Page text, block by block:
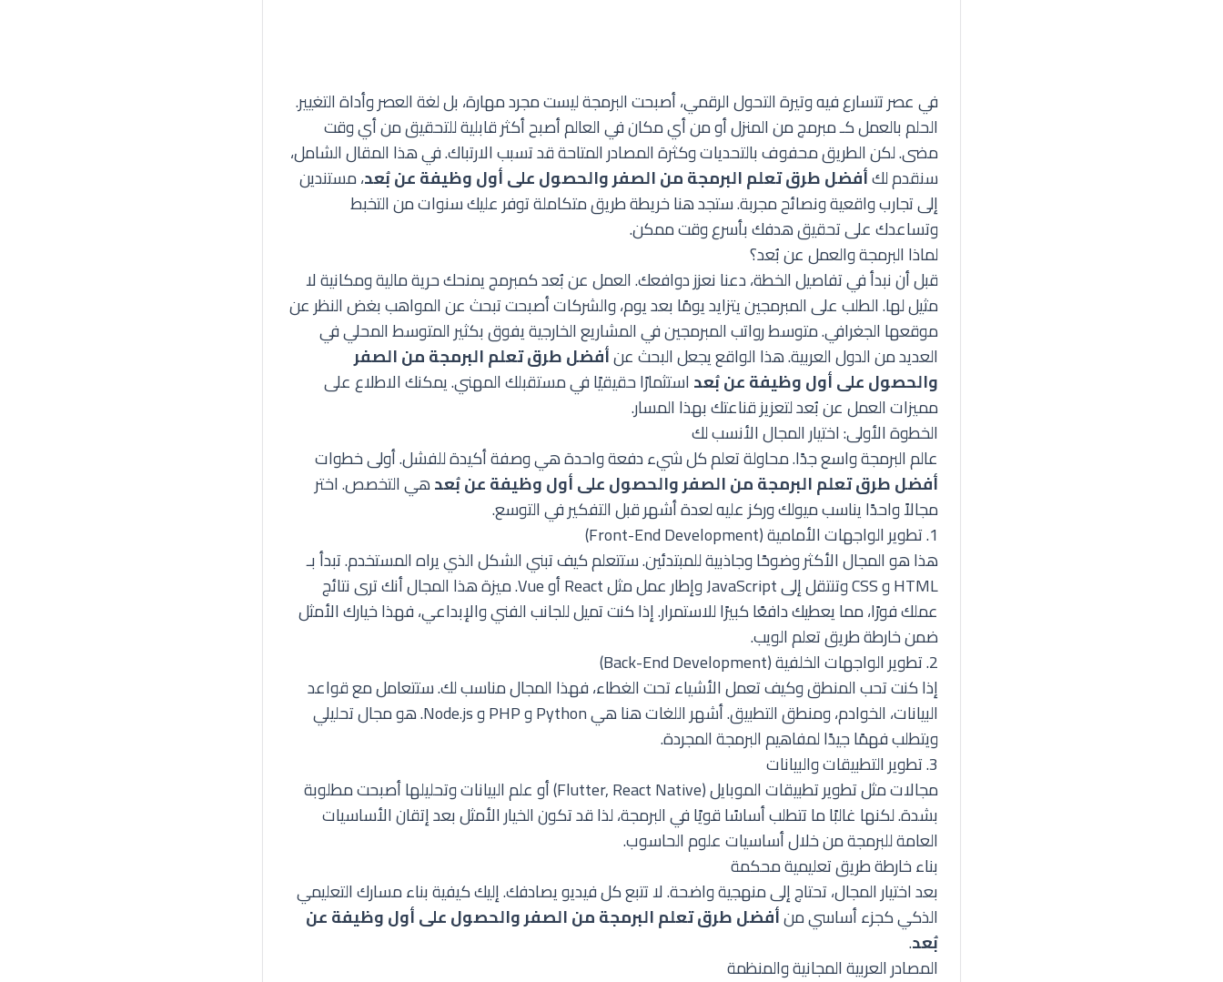
في عصر تتسارع فيه وتيرة التحول الرقمي، أصبحت البرمجة ليست مجرد مهارة، بل لغة العصر وأداة التغيير.
الحلم بالعمل كـ مبرمج من المنزل أو من أي مكان في العالم أصبح أكثر قابلية للتحقيق من أي وقت
مضى. لكن الطريق محفوف بالتحديات وكثرة المصادر المتاحة قد تسبب الارتباك. في هذا المقال الشامل،
سنقدم لكأفضل طرق تعلم البرمجة من الصفر والحصول على أول وظيفة عن بُعد، مستندين
إلى تجارب واقعية ونصائح مجربة. ستجد هنا خريطة طريق متكاملة توفر عليك سنوات من التخبط
وتساعدك على تحقيق هدفك بأسرع وقت ممكن.
لماذا البرمجة والعمل عن بُعد؟
قبل أن نبدأ في تفاصيل الخطة، دعنا نعزز دوافعك. العمل عن بُعد كمبرمج يمنحك حرية مالية ومكانية لا
مثيل لها. الطلب على المبرمجين يتزايد يومًا بعد يوم، والشركات أصبحت تبحث عن المواهب بغض النظر عن
موقعها الجغرافي. متوسط رواتب المبرمجين في المشاريع الخارجية يفوق بكثير المتوسط المحلي في
العديد من الدول العربية. هذا الواقع يجعل البحث عنأفضل طرق تعلم البرمجة من الصفر
والحصول على أول وظيفة عن بُعد استثمارًا حقيقيًا في مستقبلك المهني. يمكنك الاطلاع على
مميزات العمل عن بُعدلتعزيز قناعتك بهذا المسار.
الخطوة الأولى: اختيار المجال الأنسب لك
عالم البرمجة واسع جدًا. محاولة تعلم كل شيء دفعة واحدة هي وصفة أكيدة للفشل. أولى خطوات
أفضل طرق تعلم البرمجة من الصفر والحصول على أول وظيفة عن بُعدهي التخصص. اختر
مجالاً واحدًا يناسب ميولك وركز عليه لعدة أشهر قبل التفكير في التوسع.
1. تطوير الواجهات الأمامية (Front-End Development)
هذا هو المجال الأكثر وضوحًا وجاذبية للمبتدئين. ستتعلم كيف تبني الشكل الذي يراه المستخدم. تبدأ بـ
HTML و CSS وتنتقل إلى JavaScript وإطار عمل مثل React أو Vue. ميزة هذا المجال أنك ترى نتائج
عملك فورًا، مما يعطيك دافعًا كبيرًا للاستمرار. إذا كنت تميل للجانب الفني والإبداعي، فهذا خيارك الأمثل
ضمنخارطة طريق تعلم الويب.
2. تطوير الواجهات الخلفية (Back-End Development)
إذا كنت تحب المنطق وكيف تعمل الأشياء تحت الغطاء، فهذا المجال مناسب لك. ستتعامل مع قواعد
البيانات، الخوادم، ومنطق التطبيق. أشهر اللغات هنا هي Python و PHP و Node.js. هو مجال تحليلي
ويتطلب فهمًا جيدًا لمفاهيم البرمجة المجردة.
3. تطوير التطبيقات والبيانات
مجالات مثل تطوير تطبيقات الموبايل (Flutter, React Native) أو علم البيانات وتحليلها أصبحت مطلوبة
بشدة. لكنها غالبًا ما تتطلب أساسًا قويًا في البرمجة، لذا قد تكون الخيار الأمثل بعد إتقان الأساسيات
العامة للبرمجة من خلالأساسيات علوم الحاسوب.
بناء خارطة طريق تعليمية محكمة
بعد اختيار المجال، تحتاج إلى منهجية واضحة. لا تتبع كل فيديو يصادفك. إليك كيفية بناء مسارك التعليمي
الذكي كجزء أساسي منأفضل طرق تعلم البرمجة من الصفر والحصول على أول وظيفة عن
بُعد.
المصادر العربية المجانية والمنظمة